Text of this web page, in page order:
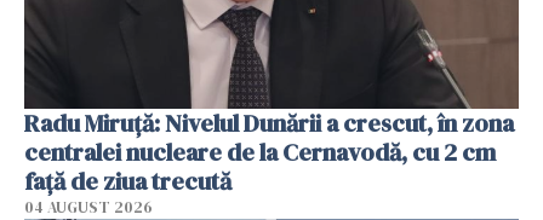
Radu Miruţă: Nivelul Dunării a crescut, în zona
centralei nucleare de la Cernavodă, cu 2 cm
faţă de ziua trecută
04 AUGUST 2026